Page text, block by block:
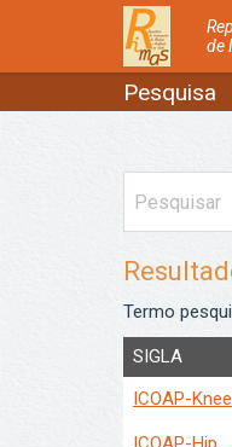
de
Pesquisa
Termo
SIGLA
ICOAP-Knee